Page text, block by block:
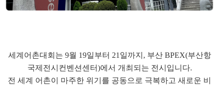
세계어촌대회는 9월 19일부터 21일까지, 부산 BPEX(부산항
국제전시컨벤션센터)에서 개최되는 전시입니다.
전 세계 어촌이 마주한 위기를 공동으로 극복하고 새로운 비